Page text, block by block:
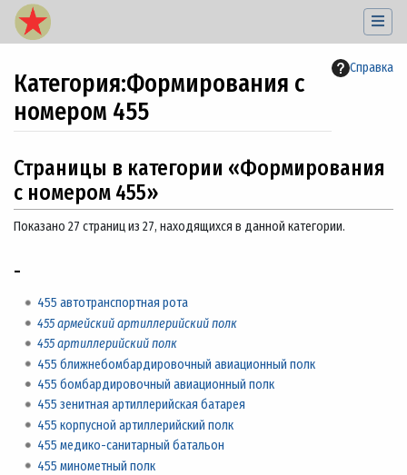
Справка
Категория:Формирования с
номером 455
Страницы в категории «Формирования
с номером 455»
Показано 27 страниц из 27, находящихся в данной категории.
-
455 автотранспортная рота
455 армейский артиллерийский полк
455 артиллерийский полк
455 ближнебомбардировочный авиационный полк
455 бомбардировочный авиационный полк
455 зенитная артиллерийская батарея
455 корпусной артиллерийский полк
455 медико-санитарный батальон
455 минометный полк